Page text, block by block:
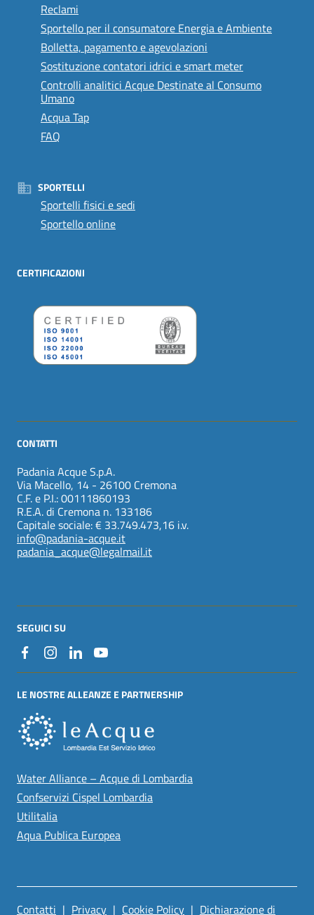
Reclami
Sportello per il consumatore Energia e Ambiente
Bolletta, pagamento e agevolazioni
Sostituzione contatori idrici e smart meter
Controlli analitici Acque Destinate al Consumo
Umano
Acqua Tap
FAQ
SPORTELLI
Sportelli fisici e sedi
Sportello online
CERTIFICAZIONI
CONTATTI
Padania Acque S.p.A.
Via Macello, 14 - 26100 Cremona
C.F. e P.I.: 00111860193
R.E.A. di Cremona n. 133186
Capitale sociale: € 33.749.473,16 i.v.
info@padania-acque.it
padania_acque@legalmail.it
SEGUICI SU
LE NOSTRE ALLEANZE E PARTNERSHIP
Water Alliance – Acque di Lombardia
Confservizi Cispel Lombardia
Utilitalia
Aqua Publica Europea
Contatti | Privacy | Cookie Policy | Dichiarazione di